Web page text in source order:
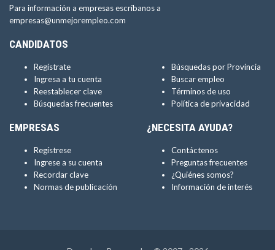
Para información a empresas escríbanos a
empresas@unmejorempleo.com
CANDIDATOS
Regístrate
Ingresa a tu cuenta
Reestablecer clave
Búsquedas frecuentes
Búsquedas por Provincia
Buscar empleo
Términos de uso
Política de privacidad
EMPRESAS
Regístrese
Ingrese a su cuenta
Recordar clave
Normas de publicación
¿NECESITA AYUDA?
Contáctenos
Preguntas frecuentes
¿Quiénes somos?
Información de interés